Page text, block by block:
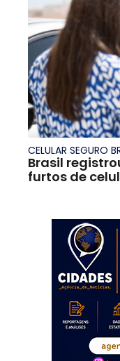
CELULAR SEGURO
Brasil
furtos de